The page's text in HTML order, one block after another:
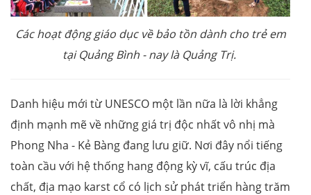
Các hoạt động giáo dục về bảo tồn dành cho trẻ em
tại Quảng Bình - nay là Quảng Trị.
Danh hiệu mới từ UNESCO một lần nữa là lời khẳng
định mạnh mẽ về những giá trị độc nhất vô nhị mà
Phong Nha - Kẻ Bàng đang lưu giữ. Nơi đây nổi tiếng
toàn cầu với hệ thống hang động kỳ vĩ, cấu trúc địa
chất, địa mạo karst cổ có lịch sử phát triển hàng trăm